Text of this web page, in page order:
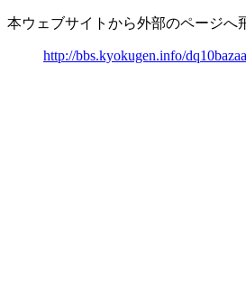
本ウェブサイトから外部のページへ
http://bbs.kyokugen.info/